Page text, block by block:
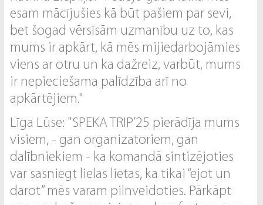
esam mācījušies kā būt pašiem par sevi,
bet šogad vērsīsām uzmanību uz to, kas
mums ir apkārt, kā mēs mijiedarbojāmies
viens ar otru un ka dažreiz, varbūt, mums
ir nepieciešama palīdzība arī no
apkārtējiem."
Līga Lūse: "SPEKA TRIP’25 pierādīja mums
visiem, - gan organizatoriem, gan
dalībniekiem - ka komandā sintizējoties
var sasniegt lielas lietas, ka tikai “ejot un
darot” mēs varam pilnveidoties. Pārkāpt